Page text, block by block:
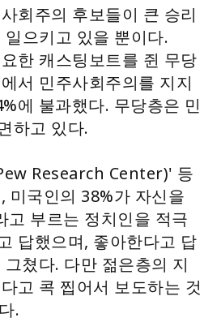
회주의 후보들이 큰 승리
으키고 있을 뿐이다.
한 캐스팅보트를 쥔 무당
서 민주사회주의를 지지
에 불과했다. 무당층은 민
하고 있다.
Research Center)' 등
미국인의 38%가 자신을
고 부르는 정치인을 적극
답했으며, 좋아한다고 답
쳤다. 다만 젊은층의 지
고 콕 찝어서 보도하는 것
.